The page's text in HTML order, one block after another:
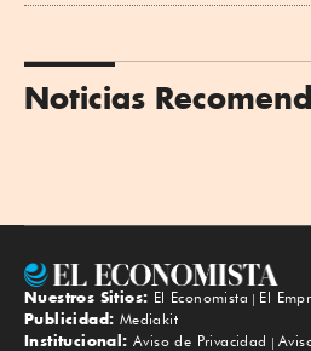
Noticias
Nuestros Sitios: El Economista El
Publicidad: Mediakit
Institucional: Aviso de Privacidad